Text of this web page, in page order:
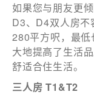
如果您与朋友更
D3、D4双人房不
280平方呎，最
大地提高了生活
舒适合住生活。
三人房 T1&T2